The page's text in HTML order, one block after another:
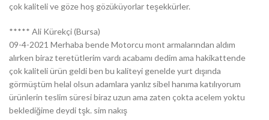
çok kaliteli ve göze hoş gözüküyorlar teşekkürler.
***** Ali Kürekçi (Bursa)
09-4-2021 Merhaba bende Motorcu mont armalarından aldım
alırken biraz teretütlerim vardı acabamı dedim ama hakikattende
çok kaliteli ürün geldi ben bu kaliteyi genelde yurt dışında
görmüştüm helal olsun adamlara yanlız sibel hanıma katılıyorum
ürünlerin teslim süresi biraz uzun ama zaten çokta acelem yoktu
beklediğime deydi tşk. sim nakış